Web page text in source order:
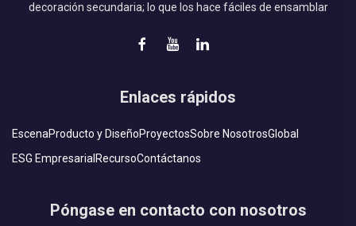
decoración secundaria; lo que los hace fáciles de ensamblar
Enlaces rápidos
EscenaProducto y DiseñoProyectosSobre NosotrosGlobal
ESG Empresarial RecursoContáctanos
Póngase en contacto con nosotros